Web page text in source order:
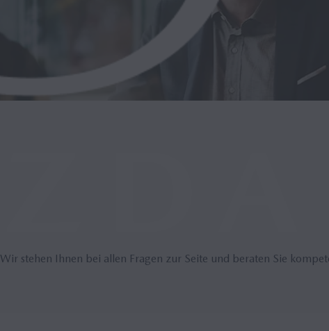
Wir stehen Ihnen bei allen Fragen zur Seite und beraten Sie